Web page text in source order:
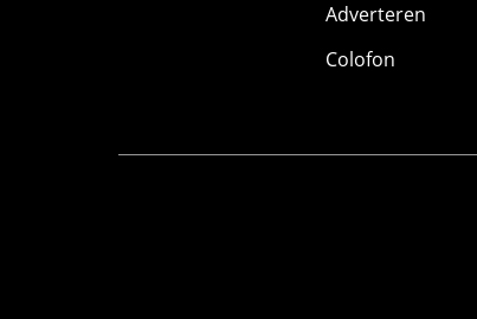
Adverteren
Colofon